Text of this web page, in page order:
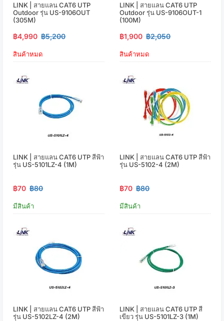
LINK | สายแลน CAT6 UTP
Outdoor รุ่น US-9106OUT
(305M)
฿4,990 ฿5,200
สินค้าหมด
LINK | สายแลน CAT6 UTP
Outdoor รุ่น US-9106OUT-1
(100M)
฿1,900 ฿2,050
สินค้าหมด
LINK | สายแลน CAT6 UTP สีฟ้า
รุ่น US-5101LZ-4 (1M)
฿70 ฿80
มีสินค้า
LINK | สายแลน CAT6 UTP สีฟ้า
รุ่น US-5102-4 (2M)
฿70 ฿80
มีสินค้า
LINK | สายแลน CAT6 UTP สีฟ้า
รุ่น US-5102LZ-4 (2M)
LINK | สายแลน CAT6 UTP สี
เขียว รุ่น US-5101LZ-3 (1M)